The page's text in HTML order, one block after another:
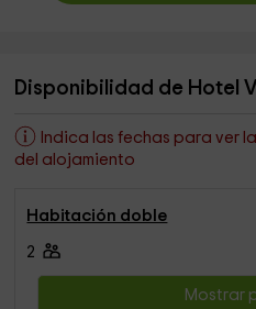
Disponibilidad de Hotel
Indica las fechas para ver
del alojamiento
Habitación doble
2
Mostrar